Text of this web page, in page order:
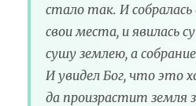
стало так. И
свои места, и явилась
сушу землею, а
И увидел Бог, что это
да произрастит земля